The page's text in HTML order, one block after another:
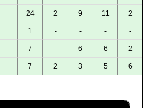
24 2 9 11 2
1 - - - -
7 - 6 6 2
7 2 3 5 6